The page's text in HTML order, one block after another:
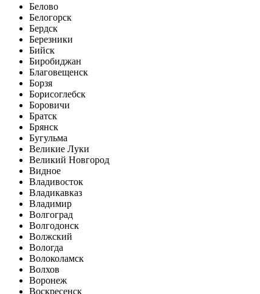
Белово
Белогорск
Бердск
Березники
Бийск
Биробиджан
Благовещенск
Борзя
Борисоглебск
Боровичи
Братск
Брянск
Бугульма
Великие Луки
Великий Новгород
Видное
Владивосток
Владикавказ
Владимир
Волгоград
Волгодонск
Волжский
Вологда
Волоколамск
Волхов
Воронеж
Воскресенск